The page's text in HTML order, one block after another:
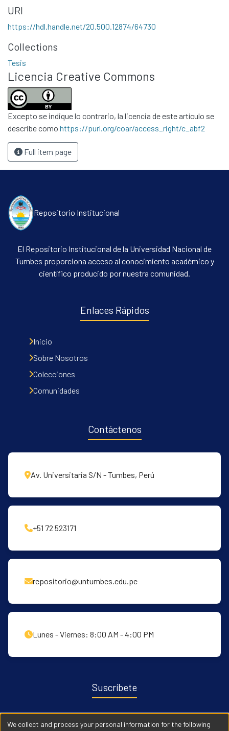
Statistics
Contacto
URI
https://hdl.handle.net/20.500.12874/64730
Collections
Tesis
Licencia Creative Commons
Excepto se indique lo contrario, la licencia de este artículo se
describe como https://purl.org/coar/access_right/c_abf2
Full item page
Repositorio Institucional
El Repositorio Institucional de la Universidad Nacional de
Tumbes proporciona acceso al conocimiento académico y
científico producido por nuestra comunidad.
Enlaces Rápidos
Inicio
Sobre Nosotros
Colecciones
Comunidades
Contáctenos
Av. Universitaria S/N - Tumbes, Perú
+51 72 523171
repositorio@untumbes.edu.pe
Lunes - Viernes: 8:00 AM - 4:00 PM
Suscríbete
Recibe notificaciones sobre nuevas publicaciones y eventos
relacionados con el repositorio. ingresa Aqui →
We collect and process your personal information for the following